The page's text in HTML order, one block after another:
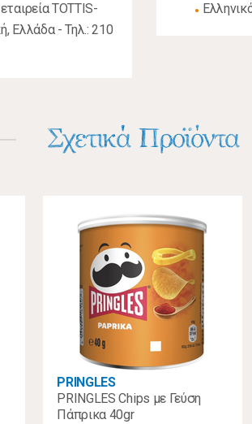
TOTTIS-
Ελλάδα - Τηλ.: 210
Σχετικά Προϊόντα
PRINGLES
PRINGLES Chips με Γεύση
Πάπρικα 40gr